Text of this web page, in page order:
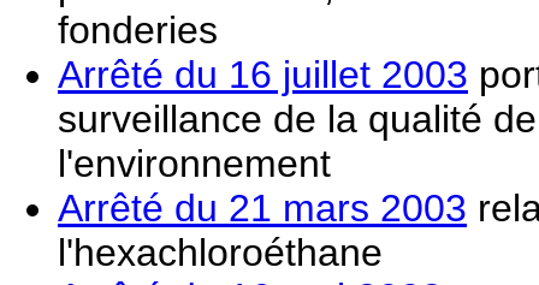
fonderies
Arrêté du 16 juillet 2003
surveillance de la qualité
l'environnement
Arrêté du 21 mars 2003
l'hexachloroéthane